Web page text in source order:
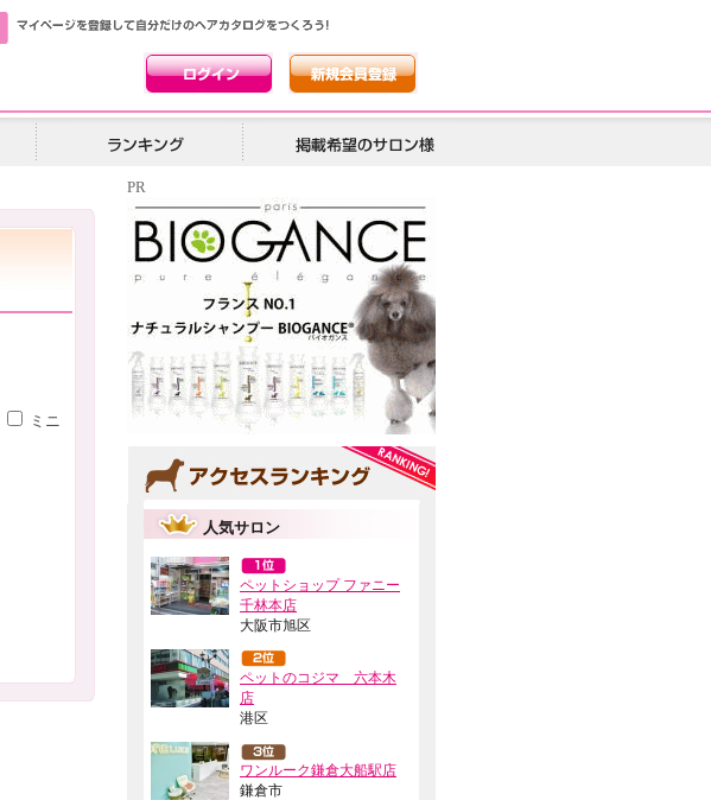
ミニ
PR
人気サロン
ペットショップ ファニー
千林本店
大阪市旭区
ペットのコジマ 六本木
店
港区
ワンルーク鎌倉大船駅店
鎌倉市